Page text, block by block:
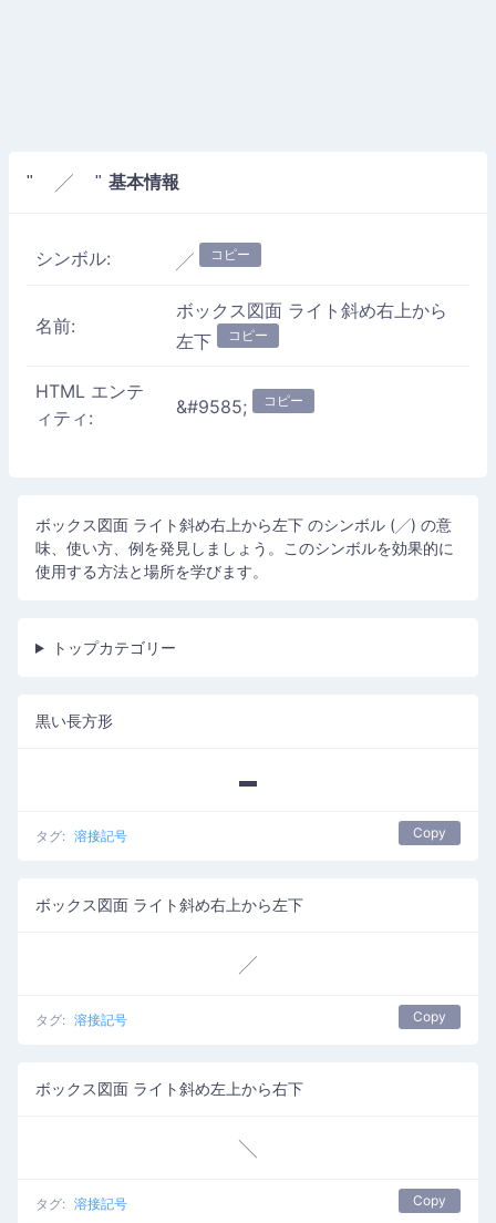
" ╱ " 基本情報
シンボル: ╱ コピー
名前:
ボックス図面 ライト斜め右上から
左下
コピー
HTML エンテ
ィティ:
&#9585; コピー
ボックス図面 ライト斜め右上から左下 のシンボル (╱) の意
味、使い方、例を発見しましょう。このシンボルを効果的に
使用する方法と場所を学びます。
トップカテゴリー
黒い長方形
▬
タグ: 溶接記号 Copy
ボックス図面 ライト斜め右上から左下
╱
タグ: 溶接記号 Copy
ボックス図面 ライト斜め左上から右下
╲
タグ: 溶接記号 Copy